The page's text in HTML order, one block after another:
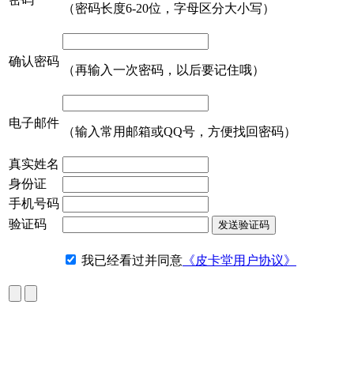
（密码长度6-20位，字母区分大小写）
确认密码
（再输入一次密码，以后要记住哦）
电子邮件
（输入常用邮箱或QQ号，方便找回密码）
真实姓名
身份证
手机号码
验证码
我已经看过并同意 《皮卡堂用户协议》